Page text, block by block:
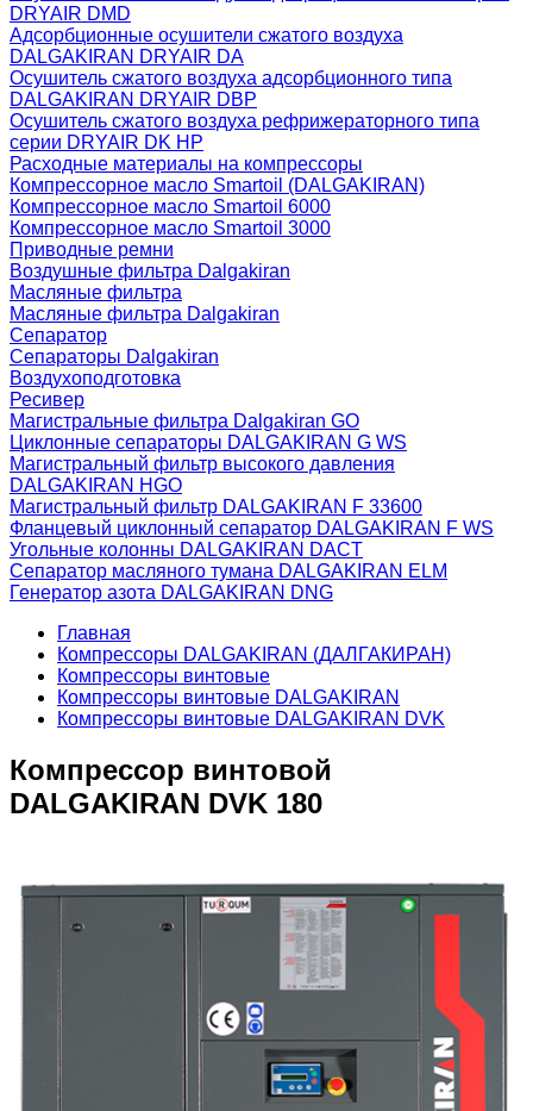
DRYAIR DMD
Адсорбционные осушители сжатого воздуха
DALGAKIRAN DRYAIR DA
Осушитель сжатого воздуха адсорбционного типа
DALGAKIRAN DRYAIR DBP
Осушитель сжатого воздуха рефрижераторного типа
cерии DRYAIR DK HP
Расходные материалы на компрессоры
Компрессорное масло Smartoil (DALGAKIRAN)
Компрессорное масло Smartoil 6000
Компрессорное масло Smartoil 3000
Приводные ремни
Воздушные фильтра Dalgakiran
Масляные фильтра
Масляные фильтра Dalgakiran
Сепаратор
Сепараторы Dalgakiran
Воздухоподготовка
Ресивер
Магистральные фильтра Dalgakiran GO
Циклонные сепараторы DALGAKIRAN G WS
Магистральный фильтр высокого давления
DALGAKIRAN HGO
Магистральный фильтр DALGAKIRAN F 33600
Фланцевый циклонный сепаратор DALGAKIRAN F WS
Угольные колонны DALGAKIRAN DACT
Сепаратор масляного тумана DALGAKIRAN ELM
Генератор азота DALGAKIRAN DNG
Главная
Компрессоры DALGAKIRAN (ДАЛГАКИРАН)
Компрессоры винтовые
Компрессоры винтовые DALGAKIRAN
Компрессоры винтовые DALGAKIRAN DVK
Компрессор винтовой
DALGAKIRAN DVK 180